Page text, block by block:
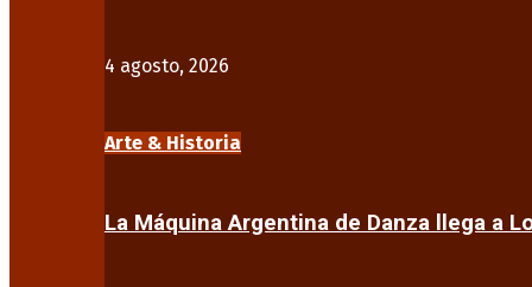
4 agosto, 2026
Arte & Historia
La Máquina Argentina de Danza llega a